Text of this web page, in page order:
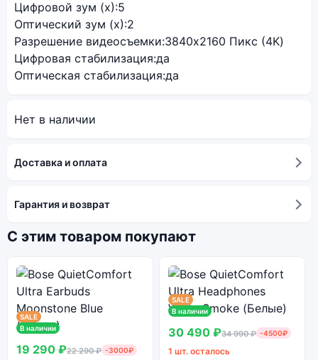
Цифровой зум (x):5
Оптический зум (x):2
Разрешение видеосъемки:3840x2160 Пикс (4K)
Цифровая стабилизация:да
Оптическая стабилизация:да
Нет в наличии
Доставка и оплата
Гарантия и возврат
С этим товаром покупают
SALE
В наличии
19 290 ₽22 290 ₽ -3000₽
SALE
В наличии
30 490 ₽34 990 ₽ -4500₽
1 шт. осталось